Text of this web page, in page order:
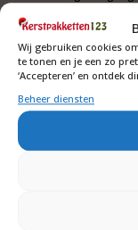
Wij gebruiken cookies
te tonen en je een zo
‘Accepteren’ en ontdek
Beheer diensten
vinden het
samen te
hebt dan
passend
Vraag ons